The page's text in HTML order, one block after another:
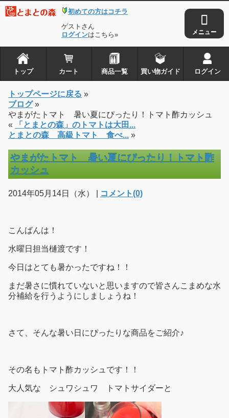
初めての方はコチラ
ゲストさん
ログインはこちら»
トップ カート 商品一覧 買い物ガイド ログイン
トップページに戻る »
ブログ»
やまがたトマト 暑い夏にぴったり！トマト酢カッシュ
«
「とまとの森」のトマトは大田...
とまとの森 高級トマト 食べ... »
やまがたトマト 暑い夏にぴったり！トマト酢
カッシュ
2014年05月14日（水） | コメント(0)
こんばんは！
水曜日担当樋渡です！
今日はとても暑かったですね！！
まだ暑さに慣れていないと思いますので皆さんこまめな水
分補給を行うようにしましょうね！
さて、そんな暑い日にぴったりな商品をご紹介♪
その名もトマト酢カッシュです！！
大人気な シュワシュワ トマトサイダーと